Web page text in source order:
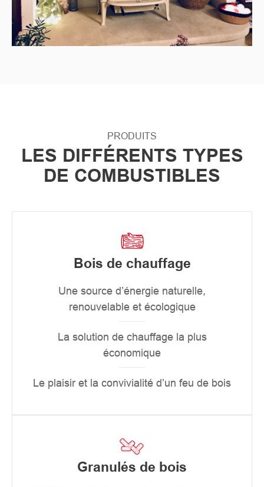
PRODUITS
LES DIFFÉRENTS TYPES
DE COMBUSTIBLES
Bois de chauffage
Une source d’énergie naturelle,
renouvelable et écologique
La solution de chauffage la plus
économique
Le plaisir et la convivialité d’un feu de bois
Granulés de bois